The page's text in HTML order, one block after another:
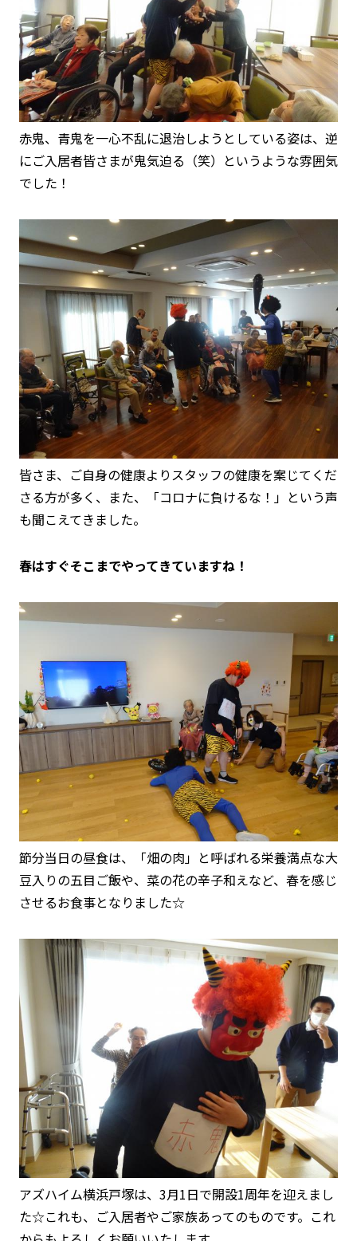
赤鬼、青鬼を一心不乱に退治しようとしている姿は、逆
にご入居者皆さまが鬼気迫る（笑）というような雰囲気
でした！
皆さま、ご自身の健康よりスタッフの健康を案じてくだ
さる方が多く、また、「コロナに負けるな！」という声
も聞こえてきました。
春はすぐそこまでやってきていますね！
節分当日の昼食は、「畑の肉」と呼ばれる栄養満点な大
豆入りの五目ご飯や、菜の花の辛子和えなど、春を感じ
させるお食事となりました☆
アズハイム横浜戸塚は、3月1日で開設1周年を迎えまし
た☆これも、ご入居者やご家族あってのものです。これ